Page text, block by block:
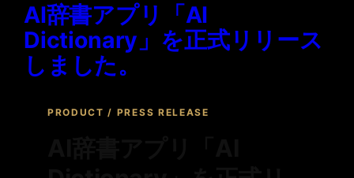
AI辞書アプリ「AI
Dictionary」を正式リリース
しました。
PRODUCT / PRESS RELEASE